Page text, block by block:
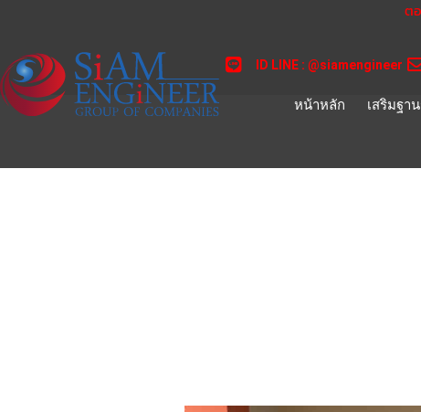
content
ต
ID LINE : @siamengineer
หน้าหลัก เสริมฐา